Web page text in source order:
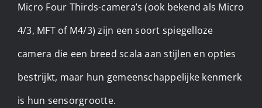
Micro Four Thirds-camera’s (ook bekend als Micro
4/3, MFT of M4/3) zijn een soort spiegelloze
camera die een breed scala aan stijlen en opties
bestrijkt, maar hun gemeenschappelijke kenmerk
is hun sensorgrootte.